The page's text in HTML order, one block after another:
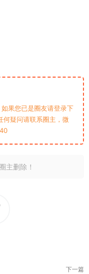
果您已是圈友请登录下
何疑问请联系圈主，微
主删除！
下一篇